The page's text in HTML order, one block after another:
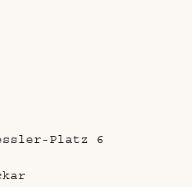
Platz 6